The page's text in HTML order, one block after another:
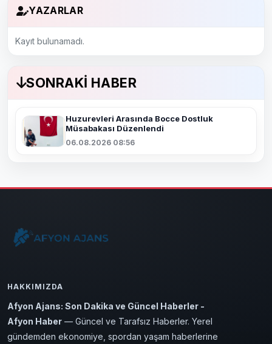
YAZARLAR
Kayıt bulunamadı.
SONRAKI HABER
Huzurevleri Arasında Bocce Dostluk
Müsabakası Düzenlendi
06.08.2026 08:56
HAKKIMIZDA
Afyon Ajans: Son Dakika ve Güncel Haberler -
Afyon Haber — Güncel ve Tarafsız Haberler. Yerel
gündemden ekonomiye, spordan yaşam haberlerine